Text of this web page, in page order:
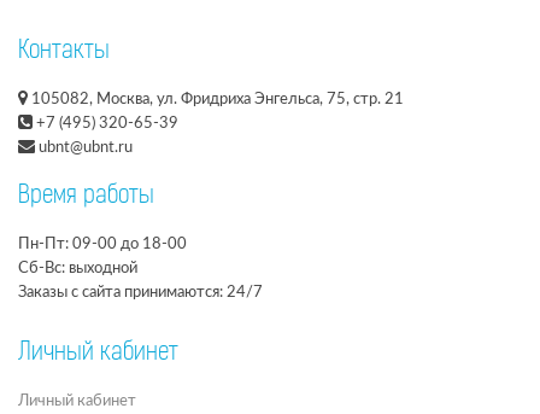
Контакты
105082, Москва, ул. Фридриха Энгельса, 75, стр. 21
+7 (495) 320-65-39
ubnt@ubnt.ru
Время работы
Пн-Пт: 09-00 до 18-00
Сб-Вс: выходной
Заказы с сайта принимаются: 24/7
Личный кабинет
Личный кабинет